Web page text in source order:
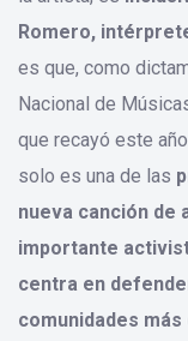
Romero,
es que, como
Nacional de
que recayó este
solo es una de las
nueva canción de
importante
centra en
comunidades